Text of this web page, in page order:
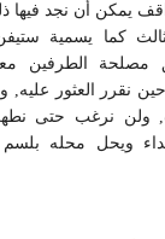
يمكن أن نجد فيها
كما يسمية
مصلحة الطرفين معاً
نقرر العثور عليه,
ولن نرغب حتى نطهر
ويحل محله بلسم